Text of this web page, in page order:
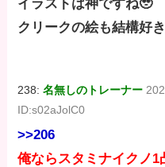
イラストは神ですね🥹
クリークの絵も結構好
238:名無しのトレーナー
ID:s02aJolC0
>>206
俺ならスタミナイクノ1